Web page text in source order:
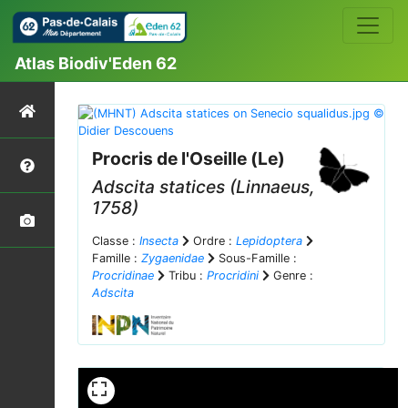
Atlas Biodiv'Eden 62
Procris de l'Oseille (Le)
Adscita statices (Linnaeus,
1758)
Classe : Insecta Ordre : Lepidoptera
Famille : Zygaenidae
Sous-Famille :
Procridinae
Tribu : Procridini
Genre :
Adscita